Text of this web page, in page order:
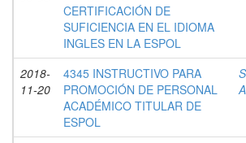
CERTIFICACIÓN DE
SUFICIENCIA EN EL IDIOMA
INGLES EN LA ESPOL
2018-
11-20
4345 INSTRUCTIVO PARA
PROMOCIÓN DE PERSONAL
ACADÉMICO TITULAR DE
ESPOL